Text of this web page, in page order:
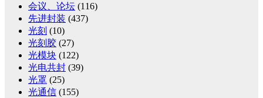
会议、论坛 (116)
先进封装 (437)
光刻 (10)
光刻胶 (27)
光模块 (122)
光电共封 (39)
光罩 (25)
光通信 (155)